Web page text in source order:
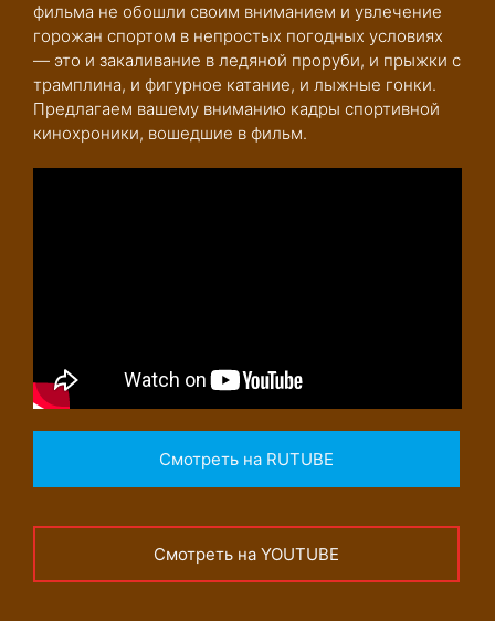
фильма не обошли своим вниманием и увлечение
горожан спортом в непростых погодных условиях
— это и закаливание в ледяной проруби, и прыжки с
трамплина, и фигурное катание, и лыжные гонки.
Предлагаем вашему вниманию кадры спортивной
кинохроники, вошедшие в фильм.
Смотреть на RUTUBE
Смотреть на YOUTUBE